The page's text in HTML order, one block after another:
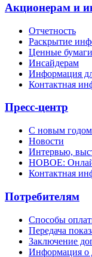
Акционерам и
Отчетность
Раскрытие
Ценные бумаги
Инсайдерам
Информация
Контактная
Пресс-центр
С новым
Новости
Интервью,
НОВОЕ:
Контактная
Потребителям
Способы
Передача
Заключение
Информация о